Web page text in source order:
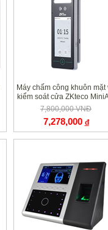
Máy chấm công khuôn mặt
kiểm soát cửa ZKteco
7,800,000 VNĐ
7,278,000 đ